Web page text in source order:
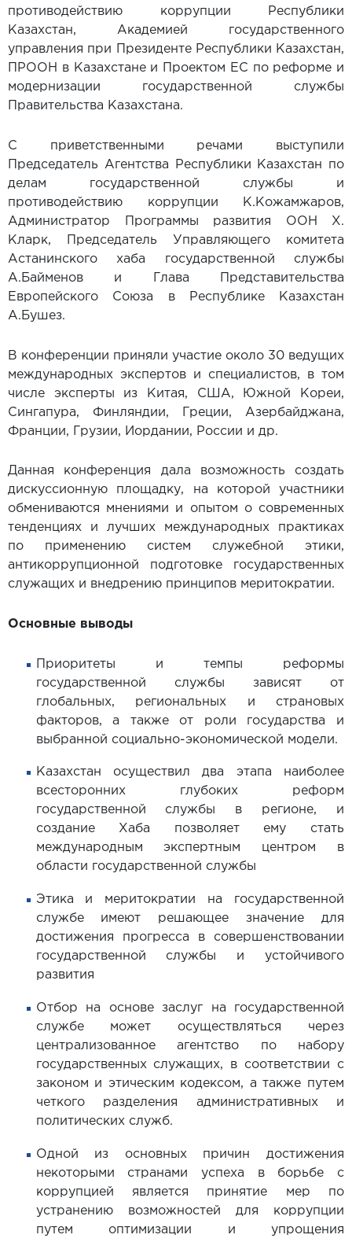
противодействию коррупции Республики
Казахстан, Академией государственного
управления при Президенте Республики Казахстан,
ПРООН в Казахстане и Проектом ЕС по реформе и
модернизации государственной службы
Правительства Казахстана.
С приветственными речами выступили
Председатель Агентства Республики Казахстан по
делам государственной службы и
противодействию коррупции К.Кожамжаров,
Администратор Программы развития ООН Х.
Кларк, Председатель Управляющего комитета
Астанинского хаба государственной службы
А.Байменов и Глава Представительства
Европейского Союза в Республике Казахстан
А.Бушез.
В конференции приняли участие около 30 ведущих
международных экспертов и специалистов, в том
числе эксперты из Китая, США, Южной Кореи,
Сингапура, Финляндии, Греции, Азербайджана,
Франции, Грузии, Иордании, России и др.
Данная конференция дала возможность создать
дискуссионную площадку, на которой участники
обмениваются мнениями и опытом о современных
тенденциях и лучших международных практиках
по применению систем служебной этики,
антикоррупционной подготовке государственных
служащих и внедрению принципов меритократии.
Основные выводы
Приоритеты и темпы реформы
государственной службы зависят от
глобальных, региональных и страновых
факторов, а также от роли государства и
выбранной социально-экономической модели.
Казахстан осуществил два этапа наиболее
всесторонних глубоких реформ
государственной службы в регионе, и
создание Хаба позволяет ему стать
международным экспертным центром в
области государственной службы
Этика и меритократии на государственной
службе имеют решающее значение для
достижения прогресса в совершенствовании
государственной службы и устойчивого
развития
Отбор на основе заслуг на государственной
службе может осуществляться через
централизованное агентство по набору
государственных служащих, в соответствии с
законом и этическим кодексом, а также путем
четкого разделения административных и
политических служб.
Одной из основных причин достижения
некоторыми странами успеха в борьбе с
коррупцией является принятие мер по
устранению возможностей для коррупции
путем оптимизации и упрощения